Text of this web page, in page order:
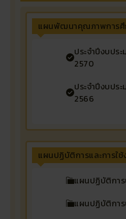
แผนพัฒนาคุณภาพการศึ
ประจำปีงบปร
2570
ประจำปีงบปร
2566
แผนปฏิบัติการและการใ
แผนปฏิบัติการ
แผนปฏิบัติการ